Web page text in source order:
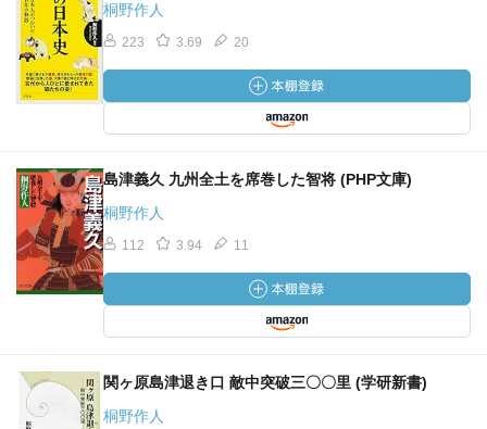
桐野作人
223 3.69 20
島津義久 九州全土を席巻した智将 (PHP文庫)
桐野作人
112 3.94 11
関ヶ原島津退き口 敵中突破三〇〇里 (学研新書)
桐野作人